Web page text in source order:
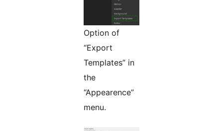
Option of
“Export
Templates” in
the
“Appearence”
menu.